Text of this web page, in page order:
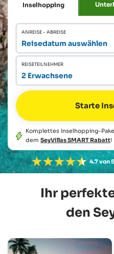
Inselhopping
ANREISE - ABREISE
Reisedatum auswählen
REISETEILNEHMER
2 Erwachsene
Komplettes Inselhopping-
dem SeyVillas SMART Rabatt!
4.7 von
Ihr
den